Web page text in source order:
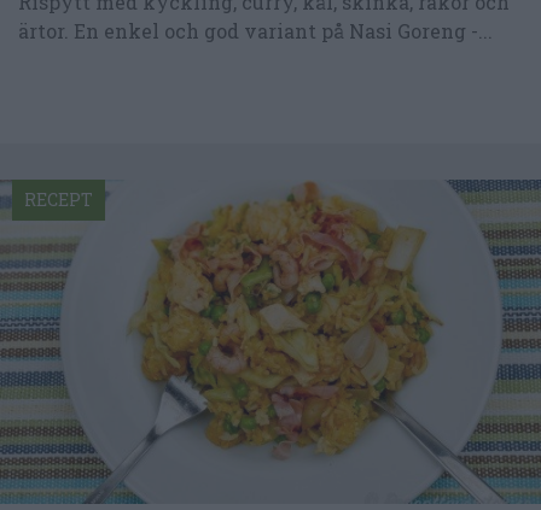
ärtor. En enkel och god variant på Nasi Goreng -...
RECEPT